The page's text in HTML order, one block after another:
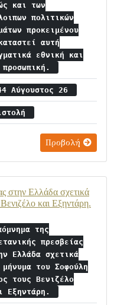
και των
πολιτικών
προκειμένου
αυτή
εθνική και
προσωπική.
Αύγουστος 26
Προβολή
στην Ελλάδα σχετικά
και Εξηντάρη.
της
πρεσβείας
Ελλάδα σχετικά
μήνυμα του Σοφούλη
τους Βενιζέλο
Εξηντάρη.